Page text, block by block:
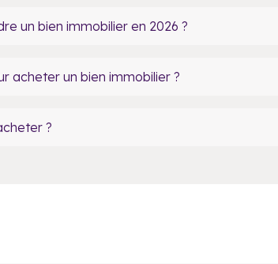
un bien immobilier en 2026 ?
acheter un bien immobilier ?
?